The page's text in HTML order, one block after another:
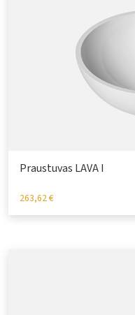
Praustuvas LAVA I
263,62€